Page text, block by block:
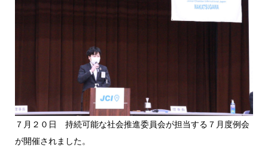
７月２０日 持続可能な社会推進委員会が担当する７月度例会
が開催されました。